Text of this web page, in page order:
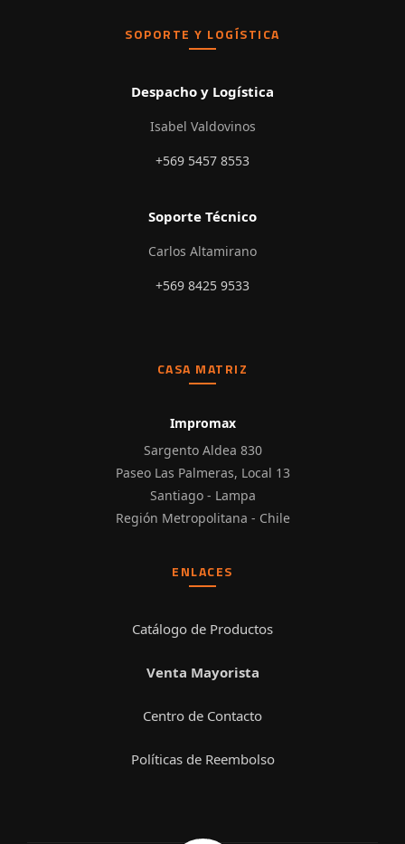
SOPORTE Y LOGÍSTICA
Despacho y Logística
Isabel Valdovinos
+569 5457 8553
Soporte Técnico
Carlos Altamirano
+569 8425 9533
CASA MATRIZ
Impromax
Sargento Aldea 830
Paseo Las Palmeras, Local 13
Santiago - Lampa
Región Metropolitana - Chile
ENLACES
Catálogo de Productos
Venta Mayorista
Centro de Contacto
Políticas de Reembolso